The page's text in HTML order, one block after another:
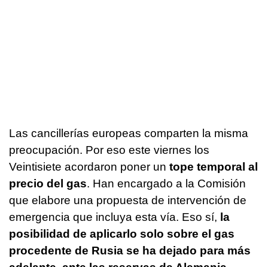
Las cancillerías europeas comparten la misma
preocupación. Por eso este viernes los
Veintisiete acordaron poner un tope temporal al
precio del gas. Han encargado a la Comisión
que elabore una propuesta de intervención de
emergencia que incluya esta vía. Eso sí, la
posibilidad de aplicarlo solo sobre el gas
procedente de Rusia se ha dejado para más